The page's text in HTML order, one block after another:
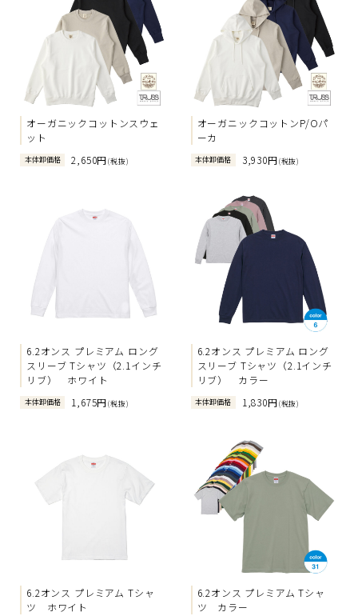
オーガニックコットンスウェ
ット
本体卸価格 2,650円(税抜)
オーガニックコットンP/Oパ
ーカ
本体卸価格 3,930円(税抜)
6.2オンス プレミアム ロング
スリーブ Tシャツ（2.1インチ
リブ） ホワイト
本体卸価格 1,675円(税抜)
6.2オンス プレミアム ロング
スリーブ Tシャツ（2.1インチ
リブ） カラー
本体卸価格 1,830円(税抜)
6.2オンス プレミアム Tシャ
ツ ホワイト
6.2オンス プレミアム Tシャ
ツ カラー